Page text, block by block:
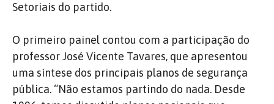
Setoriais do partido.
O primeiro painel contou com a participação do
professor José Vicente Tavares, que apresentou
uma síntese dos principais planos de segurança
pública. “Não estamos partindo do nada. Desde